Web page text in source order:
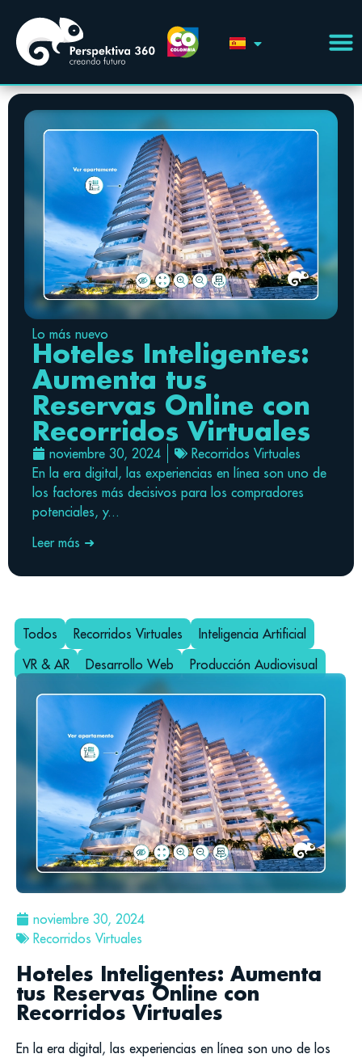
Lo más nuevo
Hoteles Inteligentes:
Aumenta tus
Reservas Online con
Recorridos Virtuales
noviembre 30, 2024
Recorridos Virtuales
En la era digital, las experiencias en línea son uno de
los factores más decisivos para los compradores
potenciales, y...
Leer más ➜
Todos Recorridos Virtuales
Inteligencia Artificial
VR & AR
Desarrollo Web Producción Audiovisual
noviembre 30, 2024
Recorridos Virtuales
Hoteles Inteligentes: Aumenta
tus Reservas Online con
Recorridos Virtuales
En la era digital, las experiencias en línea son uno de los